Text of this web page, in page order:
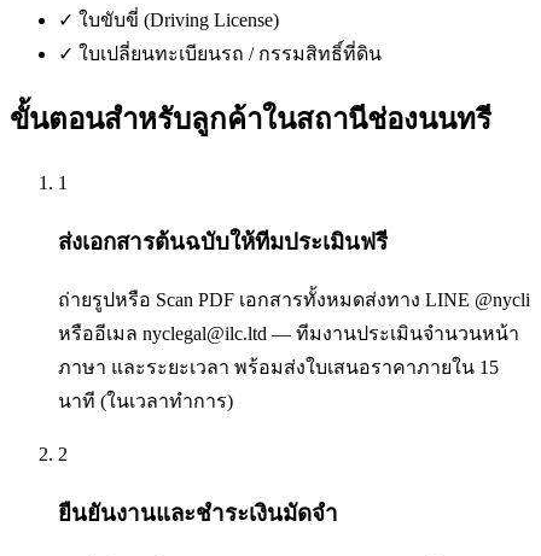
✓ ใบขับขี่ (Driving License)
✓ ใบเปลี่ยนทะเบียนรถ / กรรมสิทธิ์ที่ดิน
ขั้นตอนสำหรับลูกค้าในสถานีช่องนนทรี
1
ส่งเอกสารต้นฉบับให้ทีมประเมินฟรี
ถ่ายรูปหรือ Scan PDF เอกสารทั้งหมดส่งทาง LINE @nycli
หรืออีเมล nyclegal@ilc.ltd — ทีมงานประเมินจำนวนหน้า
ภาษา และระยะเวลา พร้อมส่งใบเสนอราคาภายใน 15
นาที (ในเวลาทำการ)
2
ยืนยันงานและชำระเงินมัดจำ